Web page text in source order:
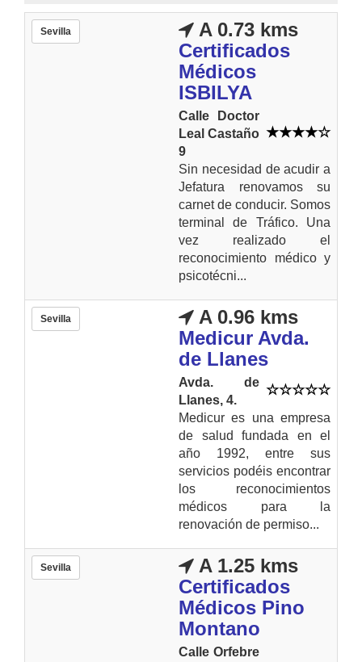
Sevilla
A 0.73 kms
Certificados
Médicos
ISBILYA
Calle Doctor
Leal Castaño
9
Sin necesidad de acudir a
Jefatura renovamos su
carnet de conducir. Somos
terminal de Tráfico. Una
vez realizado el
reconocimiento médico y
psicotécni...
Sevilla
A 0.96 kms
Medicur Avda.
de Llanes
Avda. de
Llanes, 4.
Medicur es una empresa
de salud fundada en el
año 1992, entre sus
servicios podéis encontrar
los reconocimientos
médicos para la
renovación de permiso...
Sevilla
A 1.25 kms
Certificados
Médicos Pino
Montano
Calle Orfebre